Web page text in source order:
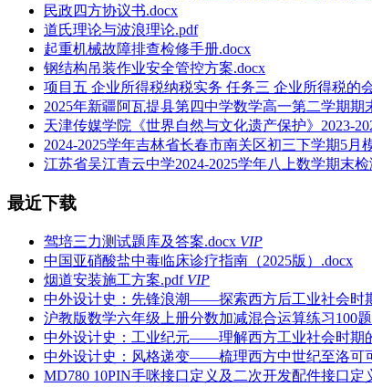
民政四方协议书.docx
道氏理论与波浪理论.pdf
起重机械故障排查检修手册.docx
钢结构吊装作业安全管控方案.docx
项目五 企业所得税纳税实务 任务三 企业所得税的
2025年新疆阿瓦提县第四中学数学高一第二学期
天津传媒学院《世界自然与文化遗产保护》2023-
2024-2025学年吉林省长春市南关区初三下学期5月
江苏省吴江青云中学2024-2025学年八上数学期末
最近下载
驾培三力测试题库及答案.docx VIP
中国亚硝酸盐中毒临床诊疗指南（2025版）.docx
烟道安装施工方案.pdf VIP
中外设计史：先锋浪潮——探索西方后工业社会时
沪教版数学六年级上册分数加减混合运算练习100
中外设计史：工业纪元——理解西方工业社会时期
中外设计史：风格递变——梳理西方中世纪至洛可
MD780 10PIN手咪接口定义及二次开发配件接口定